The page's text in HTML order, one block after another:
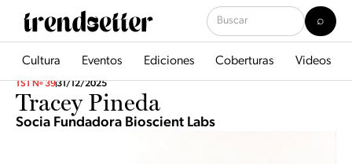
Cultura Eventos Ediciones Coberturas Videos
TST Nº 3931/12/2025
Tracey Pineda
Socia Fundadora Bioscient Labs